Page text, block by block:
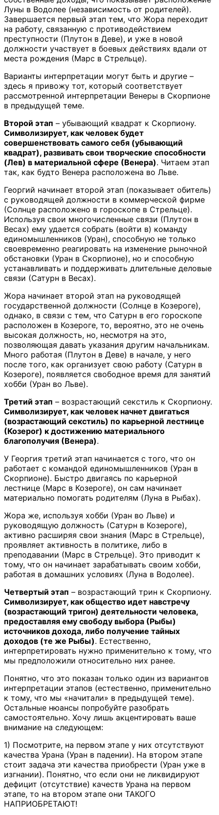
Луны в Водолее (независимость от родителей).
Завершается первый этап тем, что Жора переходит
на работу, связанную с противодействием
преступности (Плутон в Деве), и уже в новой
должности участвует в боевых действиях вдали от
места рождения (Марс в Стрельце).
Варианты интерпретации могут быть и другие –
здесь я привожу тот, который соответствует
рассмотренной интерпретации Венеры в Скорпионе
в предыдущей теме.
Второй этап – убывающий квадрат к Скорпиону.
Символизирует, как человек будет
совершенствовать самого себя (убывающий
квадрат), развивать свои творческие способности
(Лев) в материальной сфере (Венера). Читаем этап
так, как будто Венера расположена во Льве.
Георгий начинает второй этап (показывает обитель)
с руководящей должности в коммерческой фирме
(Солнце расположено в гороскопе в Стрельце).
Используя свои многочисленные связи (Плутон в
Весах) ему удается собрать (войти в) команду
единомышленников (Уран), способную не только
своевременно реагировать на изменение рыночной
обстановки (Уран в Скорпионе), но и способную
устанавливать и поддерживать длительные деловые
связи (Сатурн в Весах).
Жора начинает второй этап на руководящей
государственной должности (Солнце в Козероге),
однако, в связи с тем, что Сатурн в его гороскопе
расположен в Козероге, то, вероятно, это не очень
высокая должность, но, несмотря на это,
позволяющая давать указания другим начальникам.
Много работая (Плутон в Деве) в начале, у него
после того, как организует свою работу (Сатурн в
Козероге), появляется свободное время для занятий
хобби (Уран во Льве).
Третий этап – возрастающий секстиль к Скорпиону.
Символизирует, как человек начнет двигаться
(возрастающий секстиль) по карьерной лестнице
(Козерог) к достижению материального
благополучия (Венера).
У Георгия третий этап начинается с того, что он
работает с командой единомышленников (Уран в
Скорпионе). Быстро двигаясь по карьерной
лестнице (Марс в Козероге), он сам начинает
материально помогать родителям (Луна в Рыбах).
Жора же, используя хобби (Уран во Льве) и
руководящую должность (Сатурн в Козероге),
активно расширяя свои знания (Марс в Стрельце),
проявляет активность в политике, либо в
преподавании (Марс в Стрельце). Это приводит к
тому, что он начинает зарабатывать своим хобби,
работая в домашних условиях (Луна в Водолее).
Четвертый этап – возрастающий трин к Скорпиону.
Символизирует, как общество идет навстречу
(возрастающий тригон) деятельности человека,
предоставляя ему свободу выбора (Рыбы)
источников дохода, либо получение тайных
доходов (те же Рыбы). Естественно,
интерпретировать нужно применительно к тому, что
мы предположили относительно них ранее.
Понятно, что это показан только один из вариантов
интерпретации этапов (естественно, применительно
к тому, что мы «начитали» в предыдущей теме).
Остальные нюансы попробуйте разобрать
самостоятельно. Хочу лишь акцентировать ваше
внимание на следующем:
1) Посмотрите, на первом этапе у них отсутствуют
качества Урана (Уран в падении). На втором этапе
стоит задача эти качества приобрести (Уран уже в
изгнании). Понятно, что если они не ликвидируют
дефицит (отсутствие) качеств Урана на первом
этапе, то на втором этапе они ТАКОГО
НАПРИОБРЕТАЮТ!